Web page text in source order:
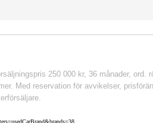
250 000 kr, 36 månader,
Med reservation för avvikelser,